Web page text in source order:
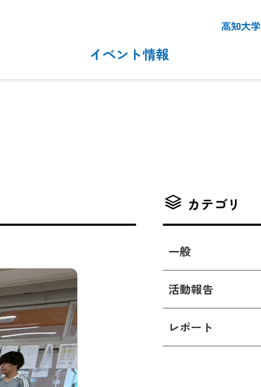
高知大学
イベント情報
カテゴリ
一般
活動報告
レポート